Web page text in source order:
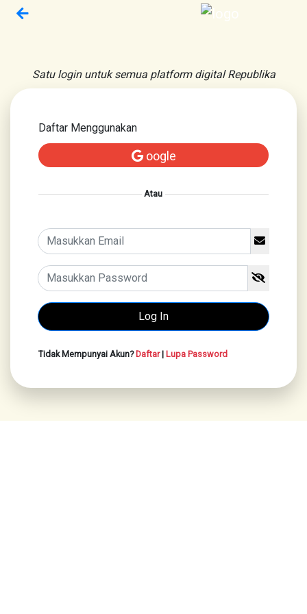
Satu login untuk semua platform digital Republika
Daftar Menggunakan
oogle
Atau
Tidak Mempunyai Akun?Daftar| Lupa Password